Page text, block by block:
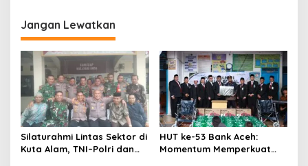
a
s
i
p
o
s
Jangan Lewatkan
Silaturahmi Lintas Sektor di
Kuta Alam, TNI–Polri dan
HUT ke-53 Bank Aceh:
Momentum Memperkuat